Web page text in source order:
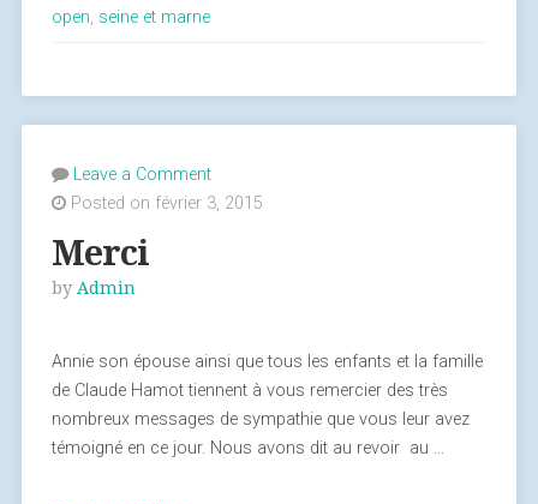
infos »
open, seine et marne
Leave a Comment
Posted on février 3, 2015
Merci
by Admin
Annie son épouse ainsi que tous les enfants et la famille
de Claude Hamot tiennent à vous remercier des très
nombreux messages de sympathie que vous leur avez
témoigné en ce jour. Nous avons dit au revoir au …